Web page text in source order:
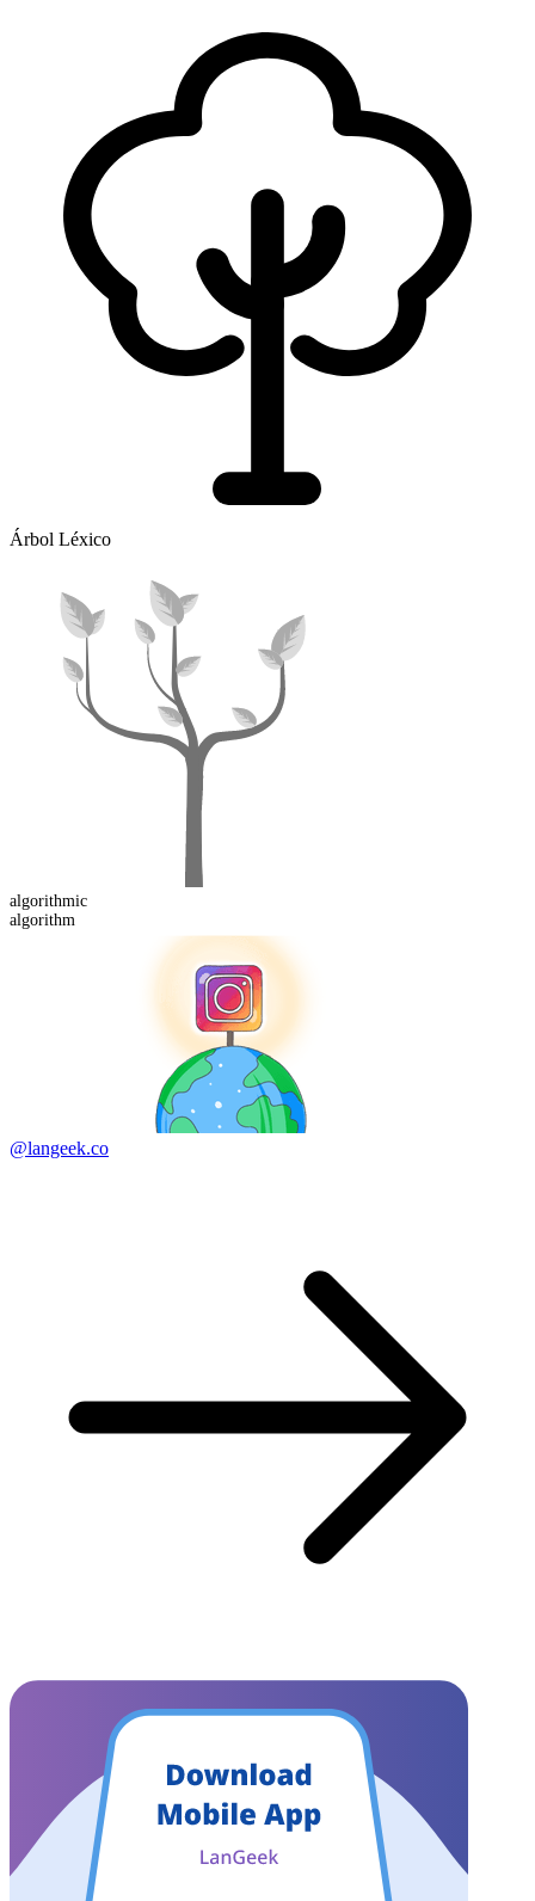
Árbol Léxico
algorithmic
algorithm
@langeek.co